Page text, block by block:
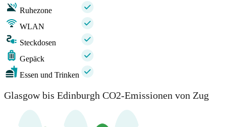
Ruhezone
WLAN
Steckdosen
Gepäck
Essen und Trinken
Glasgow bis Edinburgh CO2-Emissionen von Zug